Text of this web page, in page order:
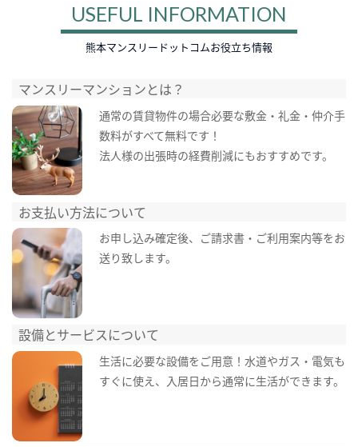
USEFUL INFORMATION
熊本マンスリードットコムお役立ち情報
マンスリーマンションとは？
通常の賃貸物件の場合必要な敷金・礼金・仲介手
数料がすべて無料です！
法人様の出張時の経費削減にもおすすめです。
お支払い方法について
お申し込み確定後、ご請求書・ご利用案内等をお
送り致します。
設備とサービスについて
生活に必要な設備をご用意！水道やガス・電気も
すぐに使え、入居日から通常に生活ができます。